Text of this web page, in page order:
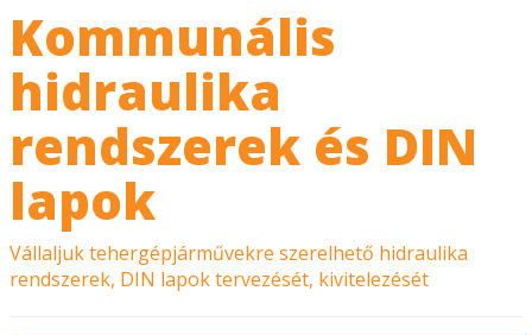
Kommunális
hidraulika
rendszerek és DIN
lapok
Vállaljuk tehergépjárművekre szerelhető hidraulika
rendszerek, DIN lapok tervezését, kivitelezését